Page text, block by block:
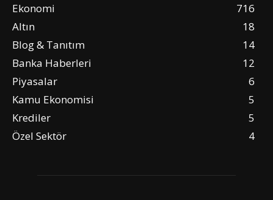
Ekonomi
716
Altın
18
Blog & Tanıtım
14
Banka Haberleri
12
Piyasalar
6
Kamu Ekonomisi
5
Krediler
5
Özel Sektör
4